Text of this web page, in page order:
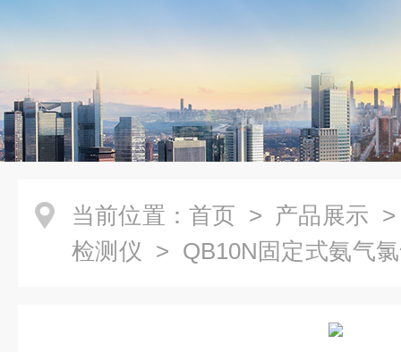
当前位置： 首页 > 产品展示
检测仪 > QB10N固定式氨气